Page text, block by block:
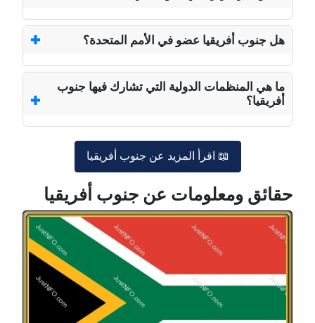
هل جنوب أفريقيا عضو في الأمم المتحدة؟
ما هي المنظمات الدولية التي تشارك فيها جنوب
أفريقيا؟
📖 اقرأ المزيد عن جنوب أفريقيا
حقائق ومعلومات عن جنوب أفريقيا